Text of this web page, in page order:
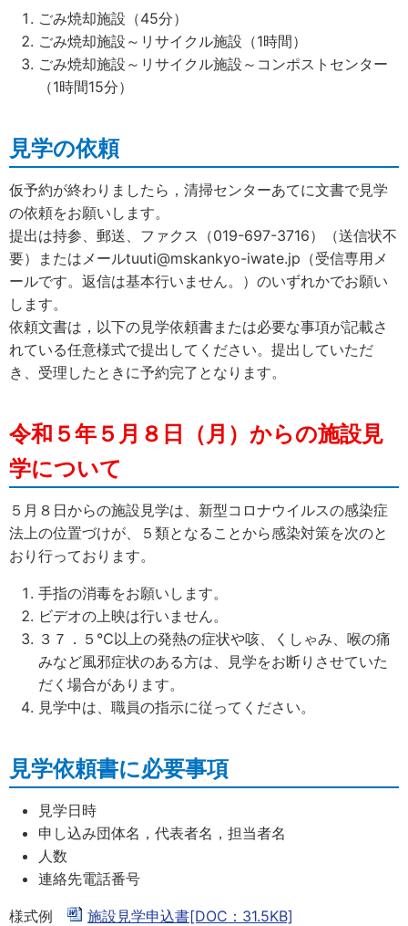
ごみ焼却施設（45分）
ごみ焼却施設～リサイクル施設（1時間）
ごみ焼却施設～リサイクル施設～コンポストセンター
（1時間15分）
見学の依頼
仮予約が終わりましたら，清掃センターあてに文書で見学
の依頼をお願いします。
提出は持参、郵送、ファクス（019-697-3716）（送信状不
要）またはメールtuuti@mskankyo-iwate.jp（受信専用メ
ールです。返信は基本行いません。）のいずれかでお願い
します。
依頼文書は，以下の見学依頼書または必要な事項が記載さ
れている任意様式で提出してください。提出していただ
き、受理したときに予約完了となります。
令和５年５月８日（月）からの施設見
学について
５月８日からの施設見学は、新型コロナウイルスの感染症
法上の位置づけが、５類となることから感染対策を次のと
おり行っております。
手指の消毒をお願いします。
ビデオの上映は行いません。
３７．５℃以上の発熱の症状や咳、くしゃみ、喉の痛
みなど風邪症状のある方は、見学をお断りさせていた
だく場合があります。
見学中は、職員の指示に従ってください。
見学依頼書に必要事項
見学日時
申し込み団体名，代表者名，担当者名
人数
連絡先電話番号
様式例 施設見学申込書[DOC：31.5KB]